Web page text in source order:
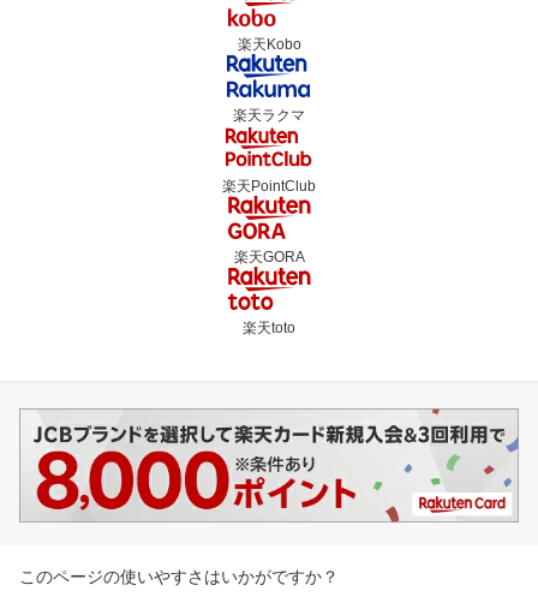
楽天Kobo
楽天ラクマ
楽天PointClub
楽天GORA
楽天toto
このページの使いやすさはいかがですか？